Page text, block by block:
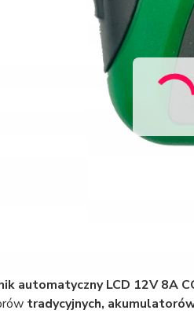
automatyczny LCD 12V 8A
tradycyjnych,